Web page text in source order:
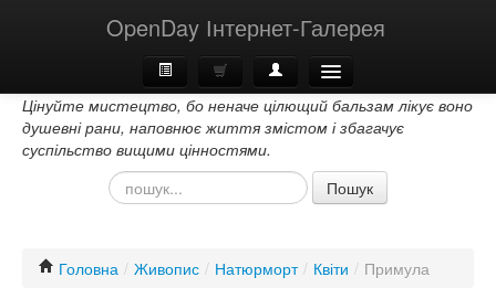
OpenDay Інтернет-Галерея
Головна
Про Нас
Цінуйте мистецтво, бо неначе цілющий бальзам лікує воно
душевні рани, наповнює життя змістом і збагачує
суспільство вищими цінностями.
Пошук
Головна / Живопис / Натюрморт / Квіти / Примула